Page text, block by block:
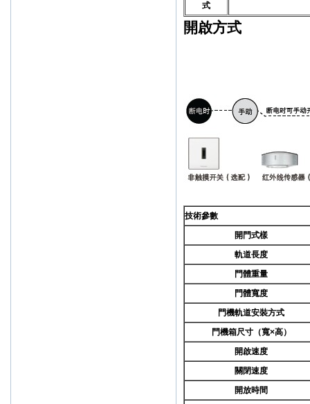
式
開啟方式
技術參數
開門式樣
軌道長度
門體重量
門體寬度
門機軌道安裝方式
門機箱尺寸（寬×高）
開啟速度
關閉速度
開放時間